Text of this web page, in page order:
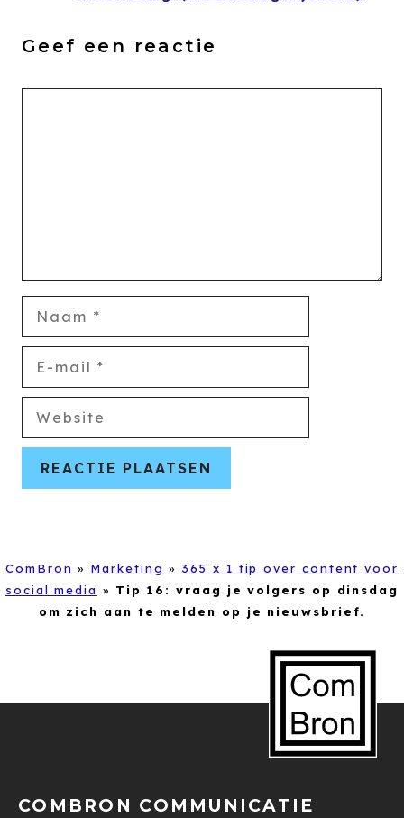
Geef een reactie
mail
Website
ComBron » Marketing » 365 x 1 tip over content voor
social media » Tip 16: vraag je volgers op dinsdag
om zich aan te melden op je nieuwsbrief.
COMBRON COMMUNICATIE